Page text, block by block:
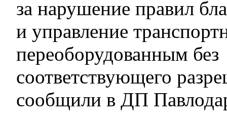
за нарушение правил
и управление
переоборудованным без
соответствующего
сообщили в ДП